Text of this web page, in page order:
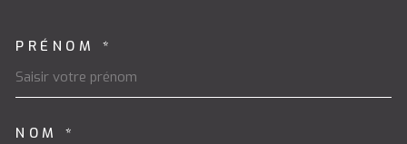
PRÉNOM *
NOM *